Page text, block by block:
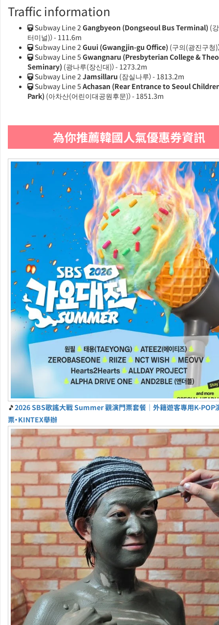
Traffic information
Subway Line 2 Gangbyeon (Dongseoul Bus Terminal) (
터미널)）- 111.6m
Subway Line 2 Guui (Gwangjin-gu Office) (구의(광진구청)
Subway Line 5 Gwangnaru (Presbyterian College &
Seminary) (광나루(장신대)）- 1273.2m
Subway Line 2 Jamsillaru (잠실나루）- 1813.2m
Subway Line 5 Achasan (Rear Entrance to Seoul
Park) (아차산(어린이대공원후문)）- 1851.3m
為你推薦韓國人氣優惠券資訊
🎵2026 SBS歌謠大戰 Summer 觀演門票套餐｜外籍遊客專用K-POP
票・KINTEX舉辦